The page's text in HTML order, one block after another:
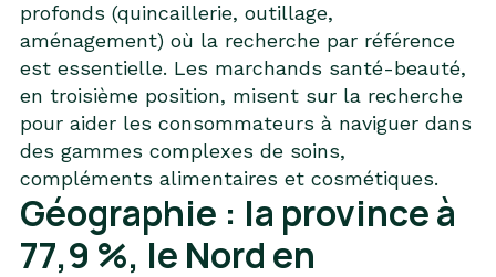
profonds (quincaillerie, outillage,
aménagement) où la recherche par référence
est essentielle. Les marchands santé-beauté,
en troisième position, misent sur la recherche
pour aider les consommateurs à naviguer dans
des gammes complexes de soins,
compléments alimentaires et cosmétiques.
Géographie : la province à
77,9 %, le Nord en